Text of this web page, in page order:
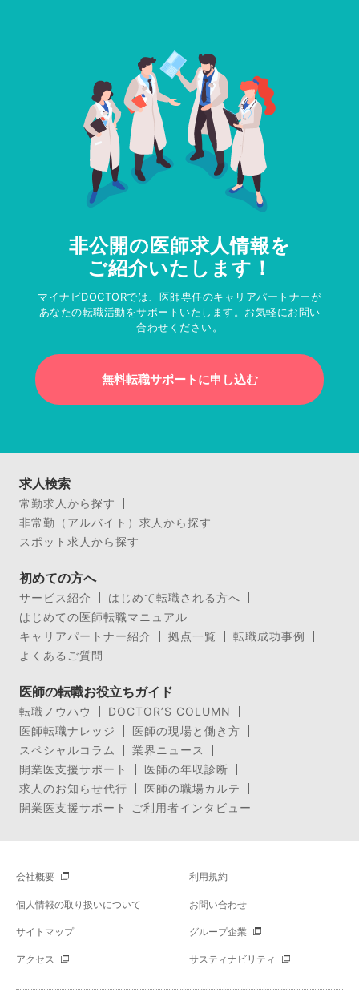
非公開の医師求人情報を
ご紹介いたします！
マイナビDOCTORでは、医師専任のキャリアパートナーが
あなたの転職活動をサポートいたします。お気軽にお問い
合わせください。
無料転職サポートに申し込む
求人検索
常勤求人から探す
非常勤（アルバイト）求人から探す
スポット求人から探す
初めての方へ
サービス紹介
はじめて転職される方へ
はじめての医師転職マニュアル
キャリアパートナー紹介
拠点一覧
転職成功事例
よくあるご質問
医師の転職お役立ちガイド
転職ノウハウ
DOCTOR’S COLUMN
医師転職ナレッジ
医師の現場と働き方
スペシャルコラム
業界ニュース
開業医支援サポート
医師の年収診断
求人のお知らせ代行
医師の職場カルテ
開業医支援サポート ご利用者インタビュー
会社概要 利用規約
個人情報の取り扱いについて お問い合わせ
サイトマップ グループ企業
アクセス サスティナビリティ